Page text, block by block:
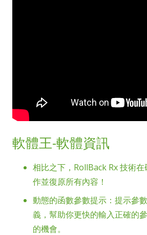
軟體王-軟體資訊
相比之下，RollBack Rx 技術
作並復原所有內容！
動態的函數參數提示：提示參
義，幫助你更快的輸入正確的
的機會。